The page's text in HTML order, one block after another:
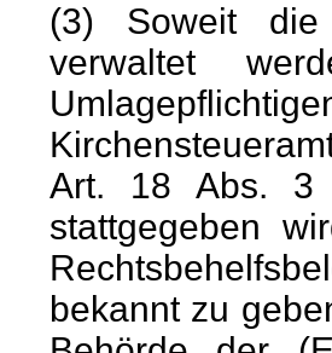
(3) Soweit die
verwaltet
Art. 18 Abs. 3
stattgegeben
bekannt zu